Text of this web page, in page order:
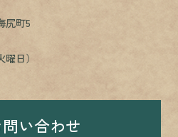
尻町5
日）
い合わせ